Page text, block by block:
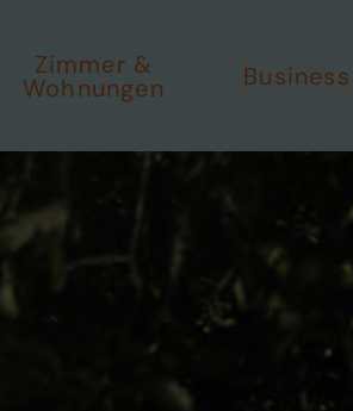
Zimmer &
Wohnungen Business